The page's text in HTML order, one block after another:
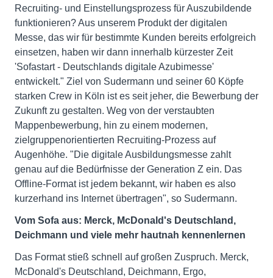
Recruiting- und Einstellungsprozess für Auszubildende
funktionieren? Aus unserem Produkt der digitalen
Messe, das wir für bestimmte Kunden bereits erfolgreich
einsetzen, haben wir dann innerhalb kürzester Zeit
'Sofastart - Deutschlands digitale Azubimesse'
entwickelt." Ziel von Sudermann und seiner 60 Köpfe
starken Crew in Köln ist es seit jeher, die Bewerbung der
Zukunft zu gestalten. Weg von der verstaubten
Mappenbewerbung, hin zu einem modernen,
zielgruppenorientierten Recruiting-Prozess auf
Augenhöhe. "Die digitale Ausbildungsmesse zahlt
genau auf die Bedürfnisse der Generation Z ein. Das
Offline-Format ist jedem bekannt, wir haben es also
kurzerhand ins Internet übertragen", so Sudermann.
Vom Sofa aus: Merck, McDonald's Deutschland,
Deichmann und viele mehr hautnah kennenlernen
Das Format stieß schnell auf großen Zuspruch. Merck,
McDonald's Deutschland, Deichmann, Ergo,